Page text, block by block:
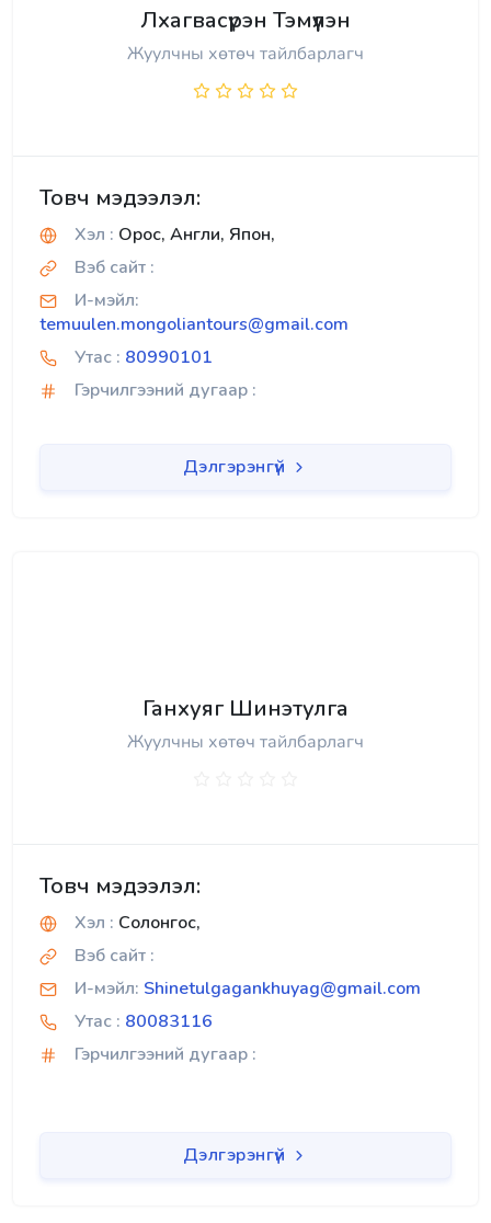
Лхагвасүрэн Тэмүүлэн
Жуулчны хөтөч тайлбарлагч
Товч мэдээлэл:
Хэл : Орос, Англи, Япон,
Вэб сайт :
И-мэйл:
temuulen.mongoliantours@gmail.com
Утас : 80990101
Гэрчилгээний дугаар :
Дэлгэрэнгүй
Ганхуяг Шинэтулга
Жуулчны хөтөч тайлбарлагч
Товч мэдээлэл:
Хэл : Солонгос,
Вэб сайт :
И-мэйл: Shinetulgagankhuyag@gmail.com
Утас : 80083116
Гэрчилгээний дугаар :
Дэлгэрэнгүй